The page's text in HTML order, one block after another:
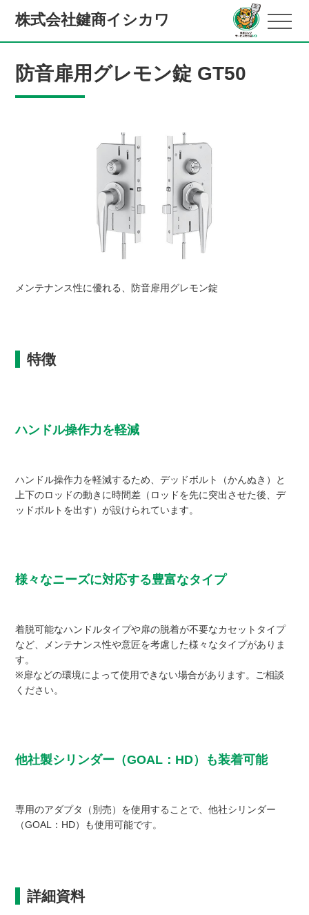
株式会社鍵商イシカワ
防音扉用グレモン錠 GT50
メンテナンス性に優れる、防音扉用グレモン錠
特徴
ハンドル操作力を軽減
ハンドル操作力を軽減するため、デッドボルト（かんぬき）と
上下のロッドの動きに時間差（ロッドを先に突出させた後、デ
ッドボルトを出す）が設けられています。
様々なニーズに対応する豊富なタイプ
着脱可能なハンドルタイプや扉の脱着が不要なカセットタイプ
など、メンテナンス性や意匠を考慮した様々なタイプがありま
す。
※扉などの環境によって使用できない場合があります。ご相談
ください。
他社製シリンダー（GOAL：HD）も装着可能
専用のアダプタ（別売）を使用することで、他社シリンダー
（GOAL：HD）も使用可能です。
詳細資料